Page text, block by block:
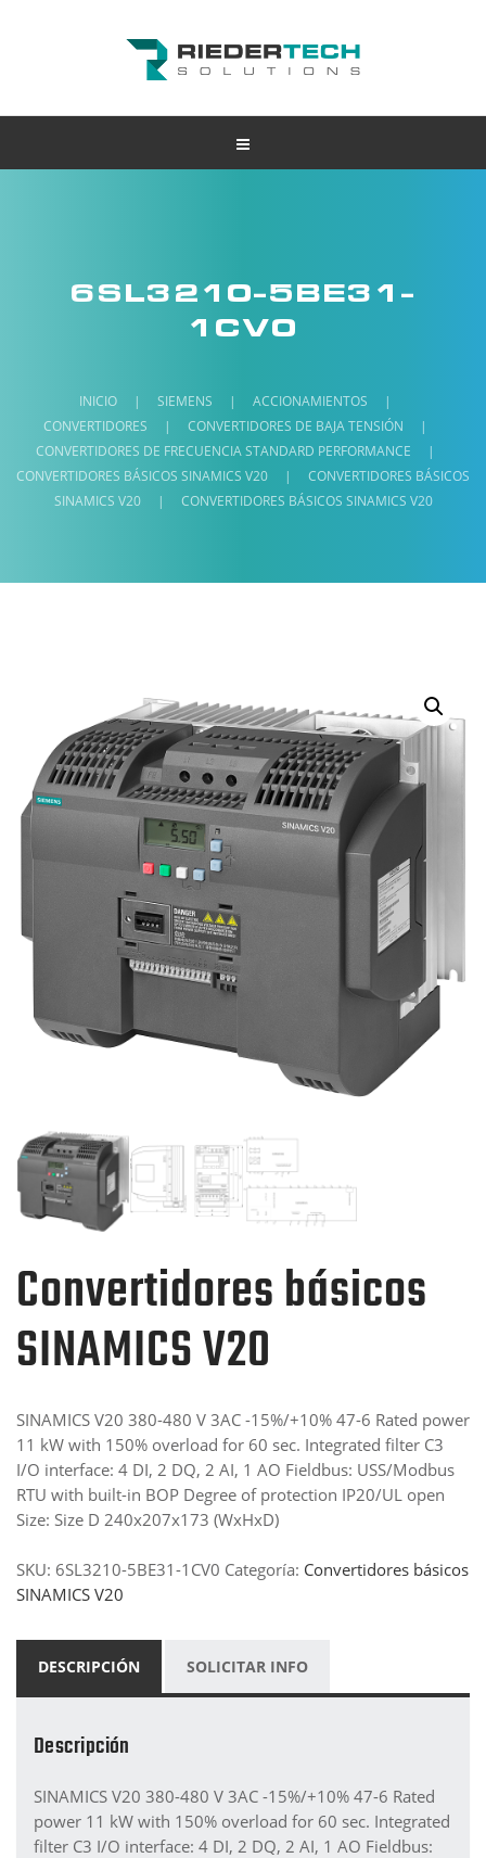
6SL3210-5BE31-
1CV0
INICIO | SIEMENS | ACCIONAMIENTOS
|
CONVERTIDORES
| CONVERTIDORES DE BAJA TENSIÓN
|
CONVERTIDORES DE FRECUENCIA STANDARD PERFORMANCE
|
CONVERTIDORES BÁSICOS SINAMICS V20
|
CONVERTIDORES BÁSICOS
SINAMICS V20
| CONVERTIDORES BÁSICOS SINAMICS V20
Convertidores básicos
SINAMICS V20
SINAMICS V20 380-480 V 3AC -15%/+10% 47-6 Rated power
11 kW with 150% overload for 60 sec. Integrated filter C3
I/O interface: 4 DI, 2 DQ, 2 AI, 1 AO Fieldbus: USS/Modbus
RTU with built-in BOP Degree of protection IP20/UL open
Size: Size D 240x207x173 (WxHxD)
SKU: 6SL3210-5BE31-1CV0 Categoría: Convertidores básicos
SINAMICS V20
DESCRIPCIÓN SOLICITAR INFO
Descripción
SINAMICS V20 380-480 V 3AC -15%/+10% 47-6 Rated
power 11 kW with 150% overload for 60 sec. Integrated
filter C3 I/O interface: 4 DI, 2 DQ, 2 AI, 1 AO Fieldbus: